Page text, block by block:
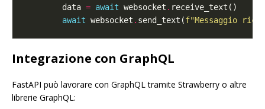
        data
= await websocket .
await websocket . send_text(f"Messaggio
Integrazione con GraphQL
FastAPI può lavorare con GraphQL tramite Strawberry o altre
librerie GraphQL: